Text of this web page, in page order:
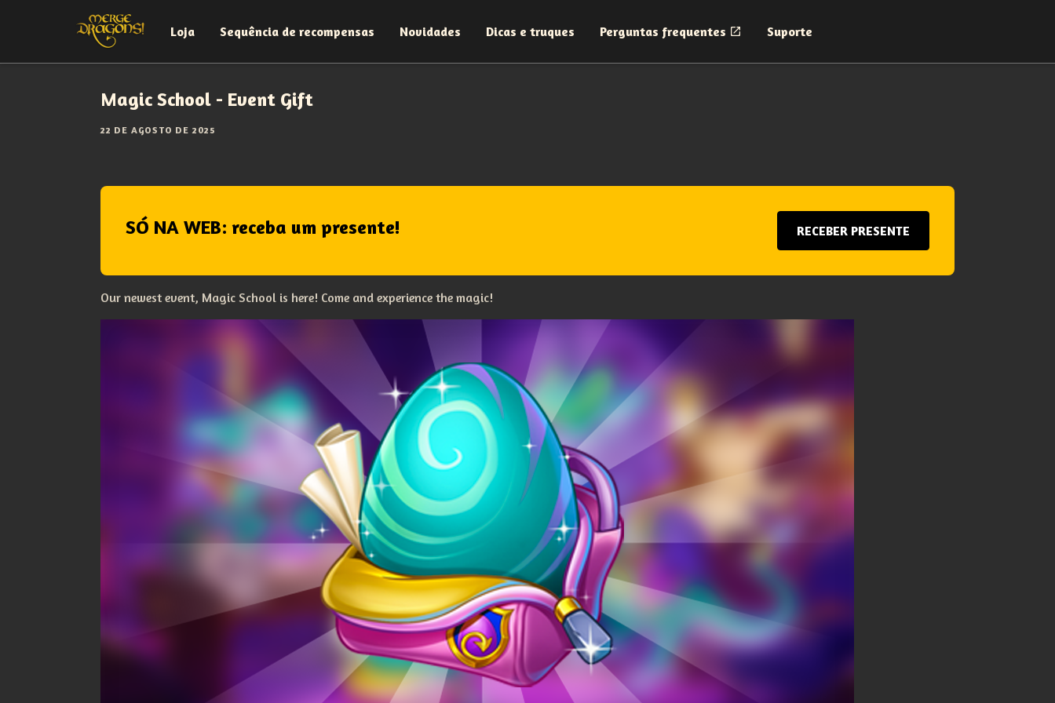
Loja Sequência de recompensas Novidades Dicas e truques Perguntas frequentes Suporte
Magic School - Event Gift
22 DE AGOSTO DE 2025
SÓ NA WEB: receba um presente! RECEBER PRESENTE
Our newest event, Magic School is here! Come and experience the magic!